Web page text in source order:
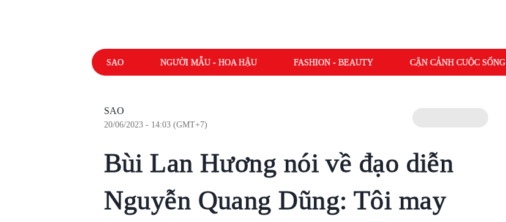
SAO NGƯỜI MẪU - HOA HẬU FASHION - BEAUTY CẬN CẢNH CUỘC SỐNG
SAO
20/06/2023 - 14:03 (GMT+7)
Bùi Lan Hương nói về đạo diễn
Nguyễn Quang Dũng: Tôi may